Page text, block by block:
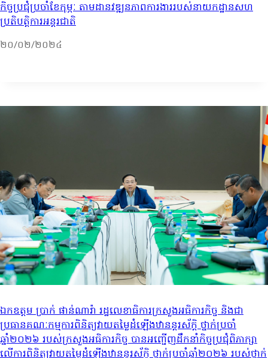
កិច្ចប្រជុំប្រចាំខែកុម្ភៈ តាមដានវឌ្ឍនភាពការងាររបស់នាយកដ្ឋានសហ
ប្រតិបត្តិការអន្តរជាតិ
២០/០២/២០២៤
ឯកឧត្តម ប្រាក់ ផាន់ណារ៉ា រដ្ឋលេខាធិការក្រសួងអធិការកិច្ច និងជា
ប្រធានគណៈកម្មការពិនិត្យវាយតម្លៃដំឡើងឋានន្តរស័ក្តិ ថ្នាក់ប្រចាំ
ឆ្នាំ២០២៦ របស់ក្រសួងអធិការកិច្ច បានអញ្ជើញដឹកនាំកិច្ចប្រជុំពិភាក្សា
លើការពិនិត្យវាយតម្លៃដំឡើងឋានន្តរស័ក្តិ ថ្នាក់ប្រចាំឆ្នាំ២០២៦ របស់ថ្នាក់